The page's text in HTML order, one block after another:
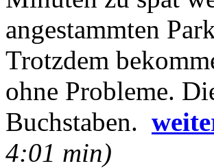
angestammten
Trotzdem
ohne Probleme.
Buchstaben.
4:01 min)